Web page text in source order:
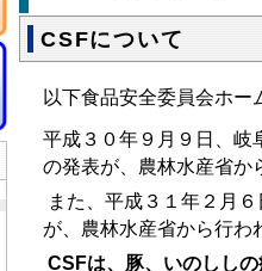
CSFについて
以下食品安全委員会ホー
平成３０年９月９日、岐
の発表が、農林水産省か
また、平成３１年２月
が、農林水産省から行わ
CSFは、豚、いのしし